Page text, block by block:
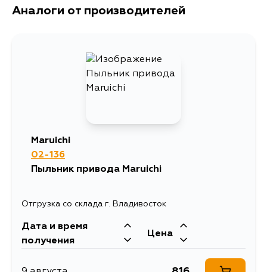
Аналоги от производителей
Maruichi
02-136
Пыльник привода Maruichi
Отгрузка со склада г. Владивосток
Дата и время
получения
Цена